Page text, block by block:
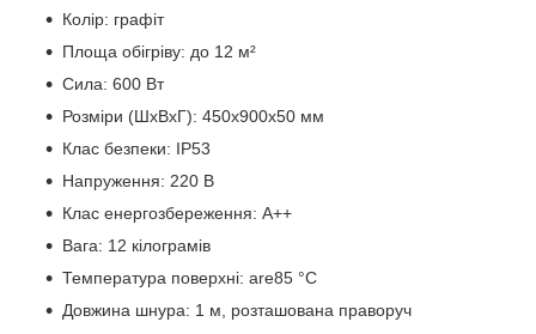
Колір: графіт
Площа обігріву: до 12 м²
Сила: 600 Вт
Розміри (ШxВxГ): 450x900x50 мм
Клас безпеки: IP53
Напруження: 220 В
Клас енергозбереження: A++
Вага: 12 кілограмів
Температура поверхні: are85 °C
Довжина шнура: 1 м, розташована праворуч